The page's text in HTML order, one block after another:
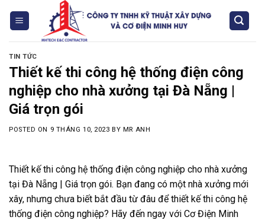
TIN TỨC
Thiết kế thi công hệ thống điện công
nghiệp cho nhà xưởng tại Đà Nẵng |
Giá trọn gói
POSTED ON 9 THÁNG 10, 2023 BY MR ANH
Thiết kế thi công hệ thống điện công nghiệp cho nhà xưởng
tại Đà Nẵng | Giá trọn gói. Bạn đang có một nhà xưởng mới
xây, nhưng chưa biết bắt đầu từ đâu để thiết kế thi công hệ
thống điện công nghiệp? Hãy đến ngay với Cơ Điện Minh